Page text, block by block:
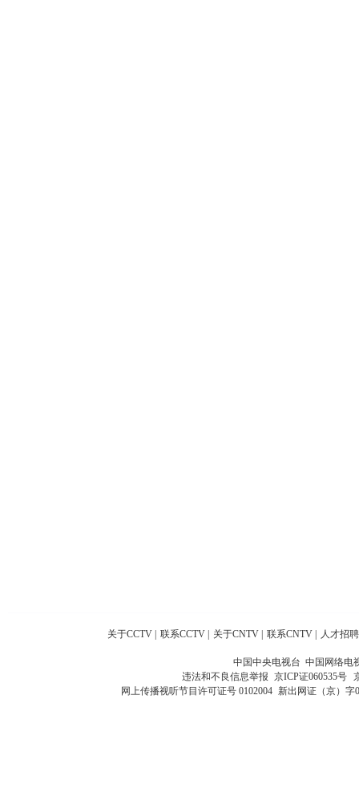
关于CCTV 联系CCTV 关于CNTV 联系CNTV 人才招聘
中国中央电视台 中国网络电
违法和不良信息举报 京ICP证060535号
网上传播视听节目许可证号 0102004 新出网证（京）